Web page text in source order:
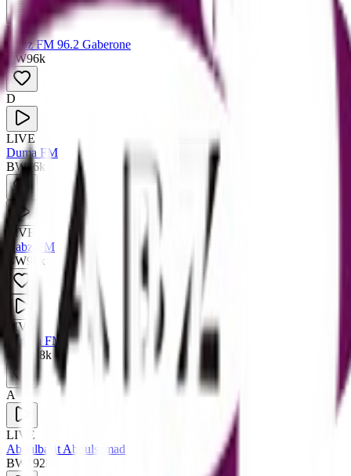
LIVE
Gabz FM 96.2 Gaberone
BW96k
D
LIVE
Duma FM
BW96k
LIVE
Gabz-FM
BW96 k
LIVE
Yarona FM
BW
128k
A
LIVE
Abdulbasit Abdulsamad
BW
192